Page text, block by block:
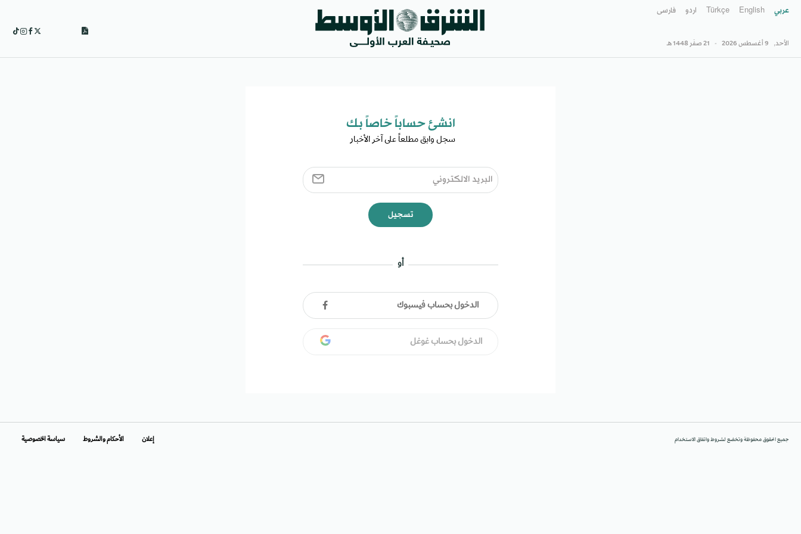
عربي English
Türkçe اردو فارسى
الأحد, 9 أغسطس 2026 - 21 صفَر 1448 هـ
انشئ حساباً خاصاً بك​
سجل وابق مطلعاً على آخر الأخبار ​
تسجيل
أو
الدخول بحساب فيسبوك
الدخول بحساب غوغل
جميع الحقوق محفوظة وتخضع لشروط واتفاق الاستخدام إعلان الأحكام والشروط سياسة الخصوصية